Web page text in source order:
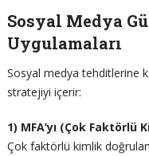
Sosyal Medya
Uygulamaları
Sosyal medya tehditlerine
stratejiyi içerir:
1) MFA’yı (Çok
Çok faktörlü kimlik